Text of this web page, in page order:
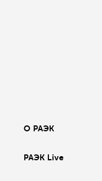
О РАЭК
РАЭК Live